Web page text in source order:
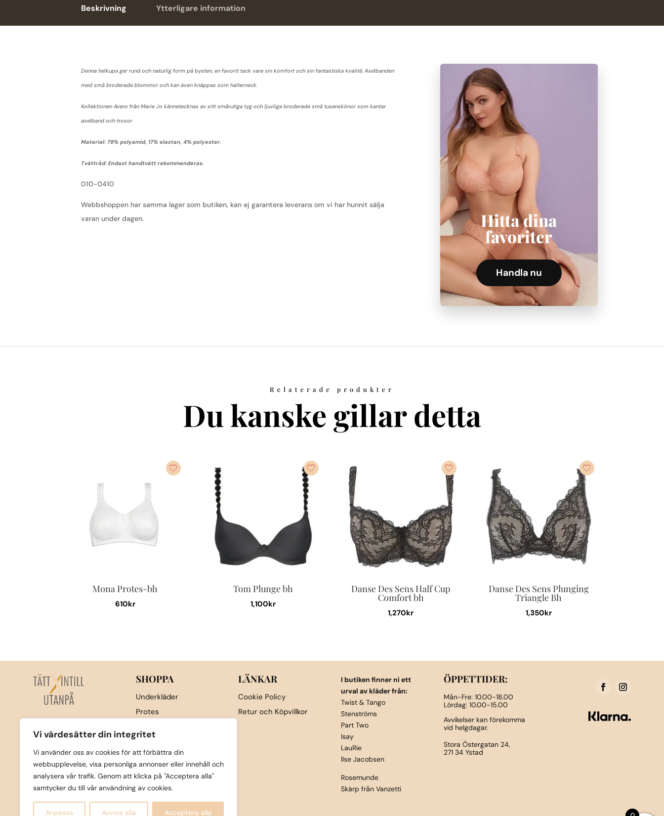
Vi värdesätter din integritet
Vi använder oss av cookies för att förbättra din
webbupplevelse, visa personliga annonser eller innehåll och
analysera vår trafik. Genom att klicka på "Acceptera alla"
samtycker du till vår användning av cookies.
Anpassa Avvisa alla Acceptera alla
Beskrivning Ytterligare information
Denna helkupa ger rund och naturlig form på bysten, en favorit tack vare sin komfort och sin fantastiska kvalité. Axelbanden
med små broderade blommor och kan även knäppas som halterneck.
Kollektionen Avero från Marie Jo kännetecknas av sitt smårutiga tyg och ljuvliga broderade små tusenskönor som kantar
axelband och trosor
Material: 79% polyamid, 17% elastan, 4% polyester.
Tvättråd: Endast handtvätt rekommenderas.
010-0410
Webbshoppen har samma lager som butiken, kan ej garantera leverans om vi har hunnit sälja
varan under dagen.
Hitta dina
favoriter
Handla nu
Relaterade produkter
Du kanske gillar detta
Mona Protes-bh
610kr
varianter.
alternativen
kan
på
produktsidan
Tom Plunge bh
1,100kr
varianter.
De
alternativen
Danse Des Sens Half Cup
Comfort bh
1,270kr
har
flera
varianter.
Danse Des Sens Plunging
Triangle Bh
1,350kr
har
SHOPPA
Underkläder
Protes
Sport
Strumpor
Badkläder
Övrigt
Nyheter
LÄNKAR
Cookie Policy
Retur och Köpvillkor
I butiken finner ni ett
urval av kläder från:
Twist & Tango
Stenströms
Part Two
Isay
LauRie
Ilse Jacobsen
Rosemunde
Skärp från Vanzetti
ÖPPETTIDER:
Mån-Fre: 10.00-18.00
Lördag: 10.00-15.00
Avvikelser kan förekomma
vid helgdagar.
Stora Östergatan 24,
271 34 Ystad